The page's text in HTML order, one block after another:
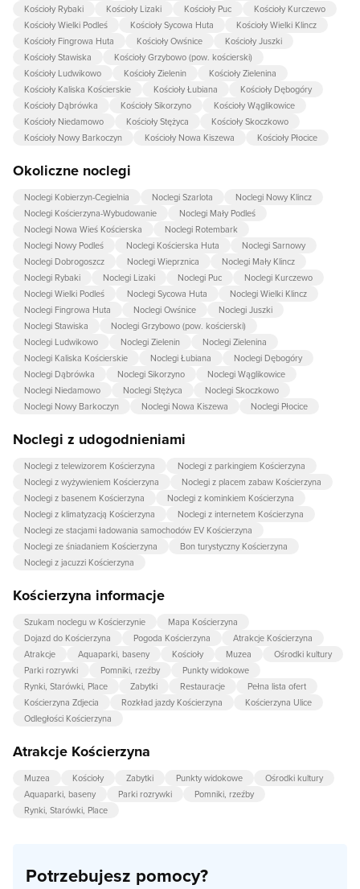
Kościoły Rybaki
Kościoły Lizaki Kościoły Puc
Kościoły Kurczewo
Kościoły Wielki Podleś
Kościoły Sycowa Huta
Kościoły Wielki Klincz
Kościoły Fingrowa Huta
Kościoły Owśnice
Kościoły Juszki
Kościoły Stawiska
Kościoły Grzybowo (pow. kościerski)
Kościoły Ludwikowo
Kościoły Zielenin
Kościoły Zielenina
Kościoły Kaliska Kościerskie
Kościoły Łubiana
Kościoły Dębogóry
Kościoły Dąbrówka
Kościoły Sikorzyno
Kościoły Wąglikowice
Kościoły Niedamowo
Kościoły Stężyca
Kościoły Skoczkowo
Kościoły Nowy Barkoczyn
Kościoły Nowa Kiszewa Kościoły Płocice
Okoliczne noclegi
Noclegi Kobierzyn-Cegielnia Noclegi Szarlota
Noclegi Nowy Klincz
Noclegi Kościerzyna-Wybudowanie
Noclegi Mały Podleś
Noclegi Nowa Wieś Kościerska
Noclegi Rotembark
Noclegi Nowy Podleś
Noclegi Kościerska Huta
Noclegi Sarnowy
Noclegi Dobrogoszcz
Noclegi Wieprznica
Noclegi Mały Klincz
Noclegi Rybaki
Noclegi Lizaki Noclegi Puc
Noclegi Kurczewo
Noclegi Wielki Podleś
Noclegi Sycowa Huta
Noclegi Wielki Klincz
Noclegi Fingrowa Huta
Noclegi Owśnice
Noclegi Juszki
Noclegi Stawiska
Noclegi Grzybowo (pow. kościerski)
Noclegi Ludwikowo
Noclegi Zielenin
Noclegi Zielenina
Noclegi Kaliska Kościerskie
Noclegi Łubiana
Noclegi Dębogóry
Noclegi Dąbrówka
Noclegi Sikorzyno
Noclegi Wąglikowice
Noclegi Niedamowo
Noclegi Stężyca
Noclegi Skoczkowo
Noclegi Nowy Barkoczyn
Noclegi Nowa Kiszewa Noclegi Płocice
Noclegi z udogodnieniami
Noclegi z telewizorem Kościerzyna
Noclegi z parkingiem Kościerzyna
Noclegi z wyżywieniem Kościerzyna
Noclegi z placem zabaw Kościerzyna
Noclegi z basenem Kościerzyna
Noclegi z kominkiem Kościerzyna
Noclegi z klimatyzacją Kościerzyna
Noclegi z internetem Kościerzyna
Noclegi ze stacjami ładowania samochodów EV Kościerzyna
Noclegi ze śniadaniem Kościerzyna
Bon turystyczny Kościerzyna
Noclegi z jacuzzi Kościerzyna
Kościerzyna informacje
Szukam noclegu w Kościerzynie
Mapa Kościerzyna
Dojazd do Kościerzyna
Pogoda Kościerzyna
Atrakcje Kościerzyna
Atrakcje
Aquaparki, baseny Kościoły Muzea
Ośrodki kultury
Parki rozrywki
Pomniki, rzeźby
Punkty widokowe
Rynki, Starówki, Place
Zabytki Restauracje
Pełna lista ofert
Kościerzyna Zdjecia
Rozkład jazdy Kościerzyna
Kościerzyna Ulice
Odległości Kościerzyna
Atrakcje Kościerzyna
Muzea Kościoły Zabytki Punkty widokowe
Ośrodki kultury
Aquaparki, baseny
Parki rozrywki
Pomniki, rzeźby
Rynki, Starówki, Place
Potrzebujesz pomocy?